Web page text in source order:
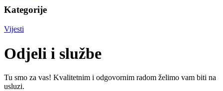
Kategorije
Vijesti
Odjeli i službe
Tu smo za vas! Kvalitetnim i odgovornim radom želimo vam biti na
usluzi.